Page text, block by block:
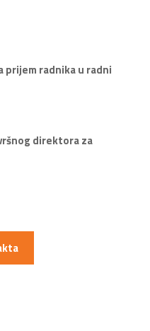
prijem radnika u radni
direktora za